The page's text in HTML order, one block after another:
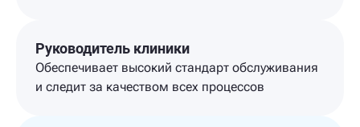
Руководитель клиники
Обеспечивает высокий стандарт обслуживания
и следит за качеством всех процессов